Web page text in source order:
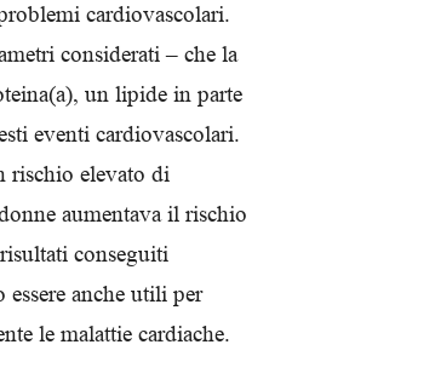
cardiovascolari.
considerati – che la
un lipide in parte
eventi cardiovascolari.
rischio elevato di
aumentava il rischio
conseguiti
anche utili per
le malattie cardiache.